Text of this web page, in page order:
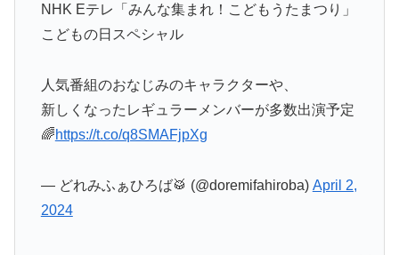
NHK Eテレ「みんな集まれ！こどもうたまつり」
こどもの日スペシャル
人気番組のおなじみのキャラクターや、
新しくなったレギュラーメンバーが多数出演予定
🌈https://t.co/q8SMAFjpXg
— どれみふぁひろば🥁 (@doremifahiroba) April 2,
2024